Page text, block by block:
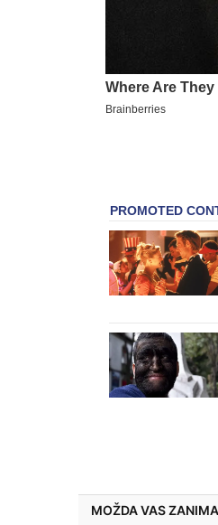
MOŽDA VAS ZANIMA